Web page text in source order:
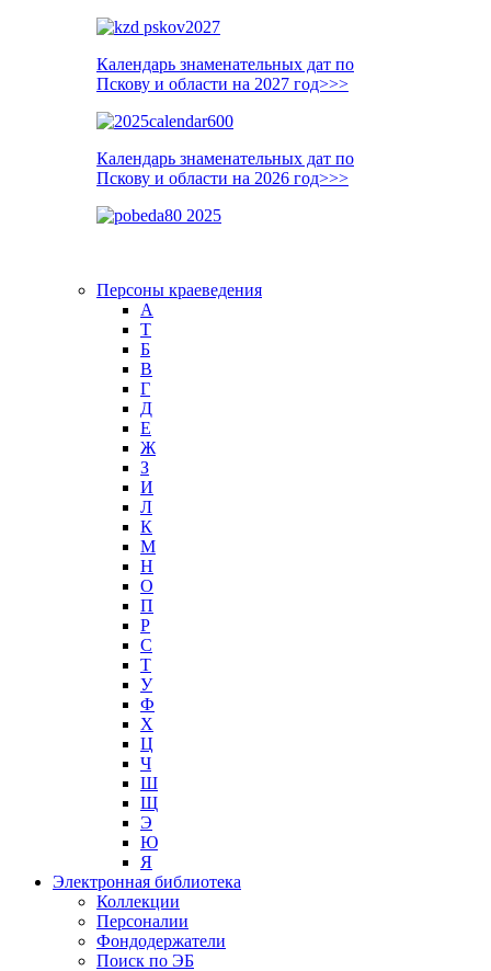
Календарь знаменательных дат по
Пскову и области на 2027 год>>>
Календарь знаменательных дат по
Пскову и области на 2026 год>>>
Персоны краеведения
А
T
Б
В
Г
Д
Е
Ж
З
И
Л
К
М
Н
О
П
Р
С
Т
У
Ф
Х
Ц
Ч
Ш
Щ
Э
Ю
Я
Электронная библиотека
Коллекции
Персоналии
Фондодержатели
Поиск по ЭБ